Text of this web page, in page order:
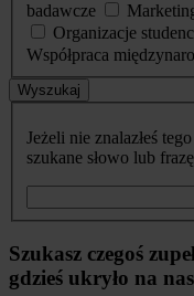
badawcze
Organizacje
Współpraca
Wyszukaj
Jeżeli nie znalazłeś
szukane słowo lub
Szukasz czegoś
gdzieś ukryło na